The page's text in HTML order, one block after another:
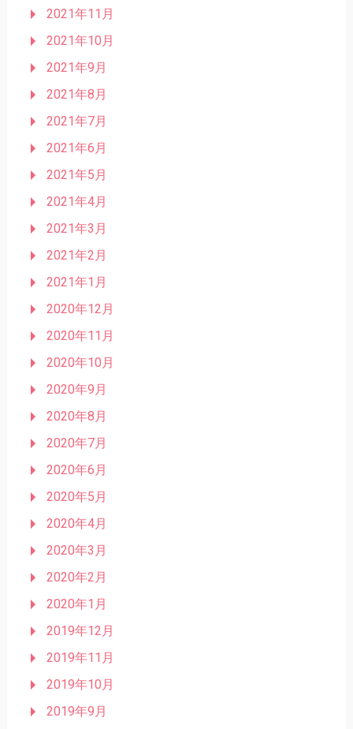
2021年11月
2021年10月
2021年9月
2021年8月
2021年7月
2021年6月
2021年5月
2021年4月
2021年3月
2021年2月
2021年1月
2020年12月
2020年11月
2020年10月
2020年9月
2020年8月
2020年7月
2020年6月
2020年5月
2020年4月
2020年3月
2020年2月
2020年1月
2019年12月
2019年11月
2019年10月
2019年9月